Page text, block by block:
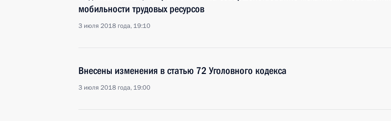
мобильности трудовых ресурсов
3 июля 2018 года, 19:10
Внесены изменения в статью 72 Уголовного кодекса
3 июля 2018 года, 19:00